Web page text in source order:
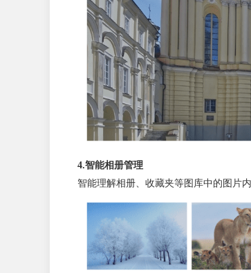
4.智能相册管理
智能理解相册、收藏夹等图库中的图片